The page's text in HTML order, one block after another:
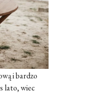
i bardzo
lato, wiec